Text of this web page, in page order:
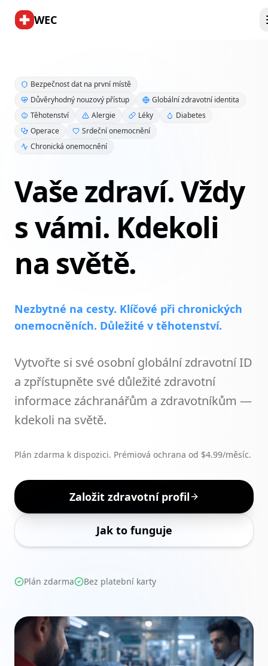
WEC
Bezpečnost dat na první místě
Důvěryhodný nouzový přístup
Globální zdravotní identita
Těhotenství
Alergie Léky
Diabetes
Operace
Srdeční onemocnění
Chronická onemocnění
Vaše zdraví. Vždy
s vámi. Kdekoli
na světě.
Nezbytné na cesty. Klíčové při chronických
onemocněních. Důležité v těhotenství.
Vytvořte si své osobní globální zdravotní ID
a zpřístupněte své důležité zdravotní
informace záchranářům a zdravotníkům —
kdekoli na světě.
Plán zdarma k dispozici. Prémiová ochrana od $4.99/měsíc.
Založit zdravotní profil
Jak to funguje
Plán zdarma Bez platební karty